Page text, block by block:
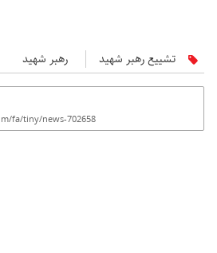
تشییع رهبر شهید رهبر شهید